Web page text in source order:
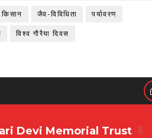
जैव-विविधिता पर्यावरण
विश्व गौरैया दिवस
Devi Memorial Trust